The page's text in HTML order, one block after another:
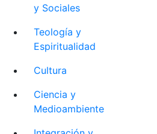
y Sociales
Teología y
Espiritualidad
Cultura
Ciencia y
Medioambiente